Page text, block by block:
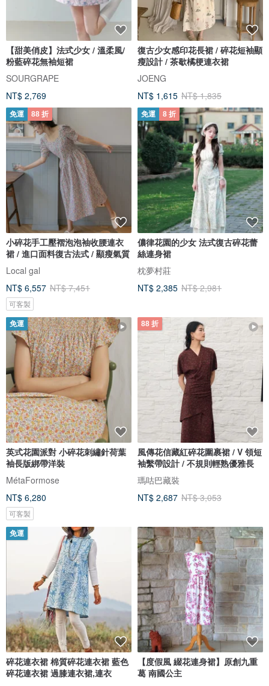
【甜美俏皮】法式少女 / 溫柔風/
粉藍碎花無袖短裙
SOURGRAPE
NT$ 2,769
復古少女感印花長裙 / 碎花短袖顯
瘦設計 / 茶歇橘梗連衣裙
JOENG
NT$ 1,615 NT$ 1,835
免運 88 折
小碎花手工壓褶泡泡袖收腰連衣
裙 / 進口面料復古法式 / 顯瘦氣質
Local gal
NT$ 6,557 NT$ 7,451
可客製
免運 8 折
儂律花園的少女 法式復古碎花蕾
絲連身裙
枕夢村莊
NT$ 2,385 NT$ 2,981
免運
英式花園派對 小碎花刺繡針荷葉
袖長版綁帶洋裝
MétaFormose
NT$ 6,280
可客製
88 折
風傳花信藏紅碎花圍裹裙 / V 領短
袖繫帶設計 / 不規則輕熟優雅長
瑪咕巴藏裝
NT$ 2,687 NT$ 3,053
免運
碎花連衣裙 棉質碎花連衣裙 藍色
碎花連衣裙 過膝連衣裙,連衣
【度假風 綴花連身裙】原創九重
葛 南國公主